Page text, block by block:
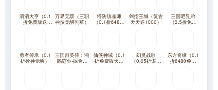
消消大亨（0.1
折免费版送
万界无双（三职
神技觉醒割草）
塔防镇魂师
（0.1折648福
剑指王城（复古
天天送1000）
三国吧兄弟
（3.5折免费
勇者传承（0.1
折死神觉醒）
三国群英传：鸿
鹄霸业-掘金版
仙侠神域（0.1
折免费版天天
幻灵战歌
（0.05折谋战
东方奇缘（0.1
折6480免费